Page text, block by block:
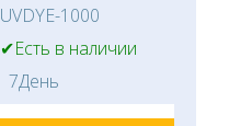
UVDYE-1000
✔Есть в наличии
7День